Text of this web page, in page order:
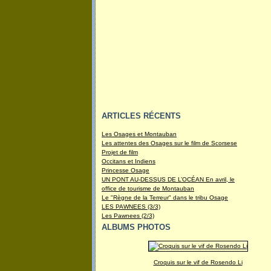
ARTICLES RÉCENTS
Les Osages et Montauban
Les attentes des Osages sur le film de Scorsese
Projet de film
Occitans et Indiens
Princesse Osage
UN PONT AU-DESSUS DE L’OCÉAN En avril, le
office de tourisme de Montauban
Le "Règne de la Terreur" dans le tribu Osage
LES PAWNEES (3/3)
Les Pawnees (2/3)
ALBUMS PHOTOS
Croquis sur le vif de Rosendo Li